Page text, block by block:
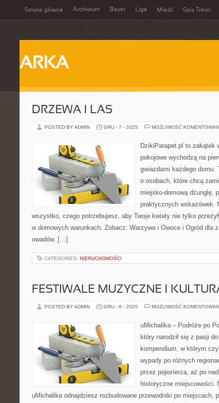
Strona główna Archiwum Bayer Liga Miedź Spis Treści
ARKA
DRZEWA I LAS
POSTED BY ADMIN GRU - 7 - 2025 MOŻLIWOŚĆ
DzikiParapet.pl to zakątek
pokojowe wychodzą na
gwiazdami każdego
o osobach, które chcą
miejsko-domową dżunglę,
praktycznych wskazówek.
wszystko, czego potrzebujesz, aby Twoje kwiaty nie tylko
w domowych warunkach. Zobacz: Warzywa i Owoce i Ogród dla
owadów. […]
CATEGORIES: NIERUCHOMOŚCI
FESTIWALE MUZYCZNE I
POSTED BY ADMIN GRU - 6 - 2025 MOŻLIWOŚĆ
uMichalika – Podróże po
który narodził się z pasji
kompendium, w którym
wypady po różnych
przez pojezierza, aż po
historyczne miejscowości.
uMichalika odnajdziesz rozbudowane przewodniki po miejscach,